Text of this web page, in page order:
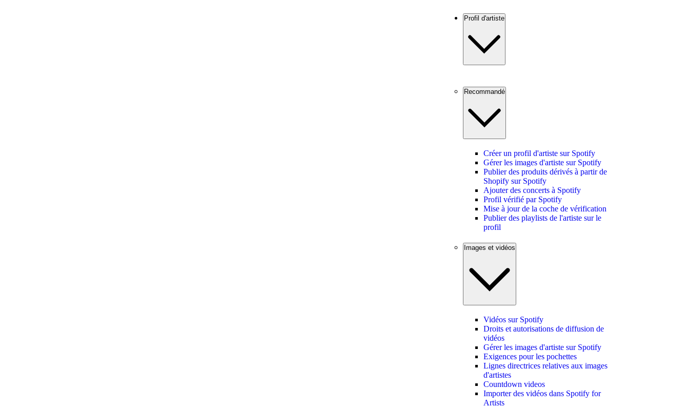
Profil d'artiste
Recommandé
Créer un profil d'artiste sur Spotify
Gérer les images d'artiste sur Spotify
Publier des produits dérivés à partir de
Shopify sur Spotify
Ajouter des concerts à Spotify
Profil vérifié par Spotify
Mise à jour de la coche de vérification
Publier des playlists de l'artiste sur le
profil
Images et vidéos
Vidéos sur Spotify
Droits et autorisations de diffusion de
vidéos
Gérer les images d'artiste sur Spotify
Exigences pour les pochettes
Lignes directrices relatives aux images
d'artistes
Countdown videos
Importer des vidéos dans Spotify for
Artists